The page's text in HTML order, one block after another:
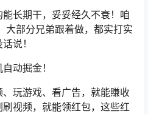
长期干，妥妥经久不衰！咱
大部分兄弟跟着做，都实打实
说！
动掘金！
玩游戏、看广告，就能賺收
视频，就能领红包，这些红